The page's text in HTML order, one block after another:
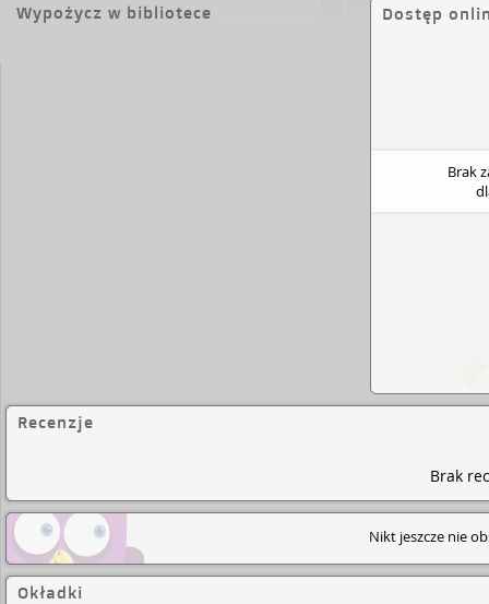
Wypożycz w bibliotece Dostęp
Brak
Recenzje
Brak
Nikt jeszcze nie
Okładki